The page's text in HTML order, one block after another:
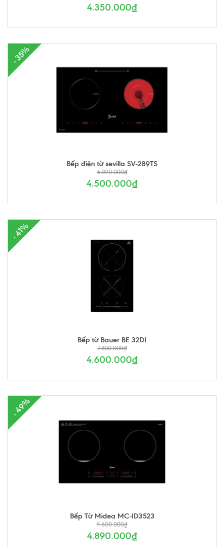
4.350.000₫
- 35%
Bếp điện từ sevilla SV-289TS
6.890.000₫
4.500.000₫
- 41%
Bếp từ Bauer BE 32DI
7.800.000₫
4.600.000₫
- 49%
Bếp Từ Midea MC-ID3523
9.600.000₫
4.890.000₫